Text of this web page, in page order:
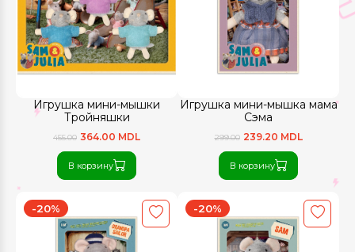
Игрушка мини-мышки
Тройняшки
455.00 364.00 MDL
В корзину
Игрушка мини-мышка мама
Сэма
299.00 239.20 MDL
В корзину
-20% -20%